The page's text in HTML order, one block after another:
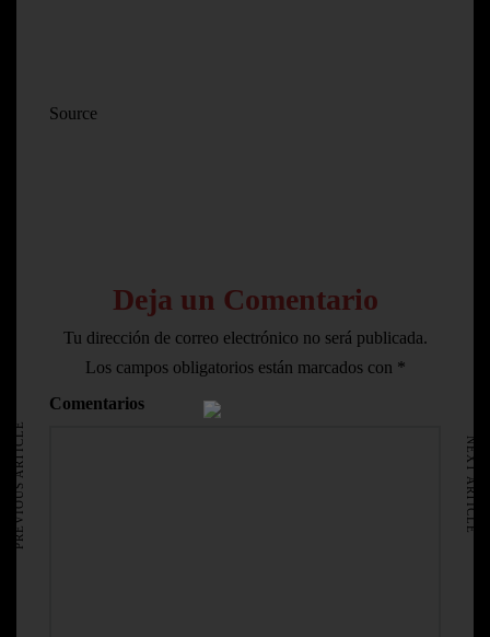
AVISO LEGAL
Source
Deja un Comentario
Tu dirección de correo electrónico no será publicada.
Los campos obligatorios están marcados con *
Comentarios
PREVIOUS ARTICLE NEXT ARTICLE